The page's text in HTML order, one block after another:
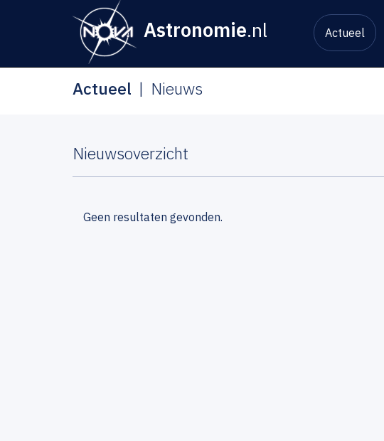
Astronomie.nl Actueel
Actueel Nieuws
Nieuwsoverzicht
Geen resultaten gevonden.